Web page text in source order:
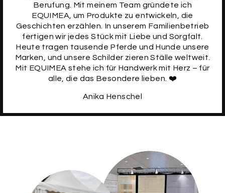
Berufung. Mit meinem Team gründete ich
EQUIMEA, um Produkte zu entwickeln, die
Geschichten erzählen. In unserem Familienbetrieb
fertigen wir jedes Stück mit Liebe und Sorgfalt.
Heute tragen tausende Pferde und Hunde unsere
Marken, und unsere Schilder zieren Ställe weltweit.
Mit EQUIMEA stehe ich für Handwerk mit Herz – für
alle, die das Besondere lieben. ❤️
Anika Henschel